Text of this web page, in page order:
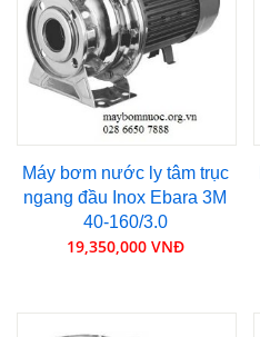
Máy bơm nước ly tâm trục
ngang đầu Inox Ebara 3M
40-160/3.0
19,350,000 VNĐ